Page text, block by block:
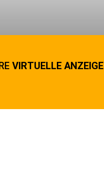
VIRTUELLE ANZEIGE